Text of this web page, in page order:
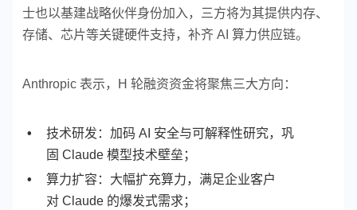
士也以基建战略伙伴身份加入，三方将为其提供内存、
存储、芯片等关键硬件支持，补齐 AI 算力供应链。
Anthropic 表示，H 轮融资资金将聚焦三大方向：
技术研发：加码 AI 安全与可解释性研究，巩
固 Claude 模型技术壁垒；
算力扩容：大幅扩充算力，满足企业客户
对 Claude 的爆发式需求；